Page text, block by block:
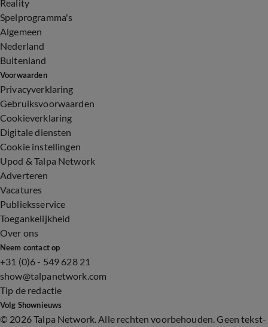
Reality
Spelprogramma's
Algemeen
Nederland
Buitenland
Voorwaarden
Privacyverklaring
Gebruiksvoorwaarden
Cookieverklaring
Digitale diensten
Cookie instellingen
Upod & Talpa Network
Adverteren
Vacatures
Publieksservice
Toegankelijkheid
Over ons
Neem contact op
+31 (0)6 - 549 628 21
show@talpanetwork.com
Tip de redactie
Volg Shownieuws
© 2026 Talpa Network. Alle rechten voorbehouden. Geen tekst-